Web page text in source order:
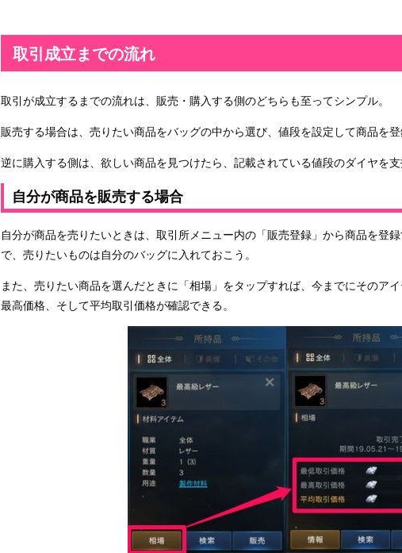
取引成立までの流れ
取引が成立するまでの流れは、販売・購入する側のどちらも至ってシンプル。
販売する場合は、売りたい商品をバッグの中から選び、値段を設定して商品を登
逆に購入する側は、欲しい商品を見つけたら、記載されている値段のダイヤを支
自分が商品を販売する場合
自分が商品を売りたいときは、取引所メニュー内の「販売登録」から商品を登
で、売りたいものは自分のバッグに入れておこう。
また、売りたい商品を選んだときに「相場」をタップすれば、今までにそのア
最高価格、そして平均取引価格が確認できる。